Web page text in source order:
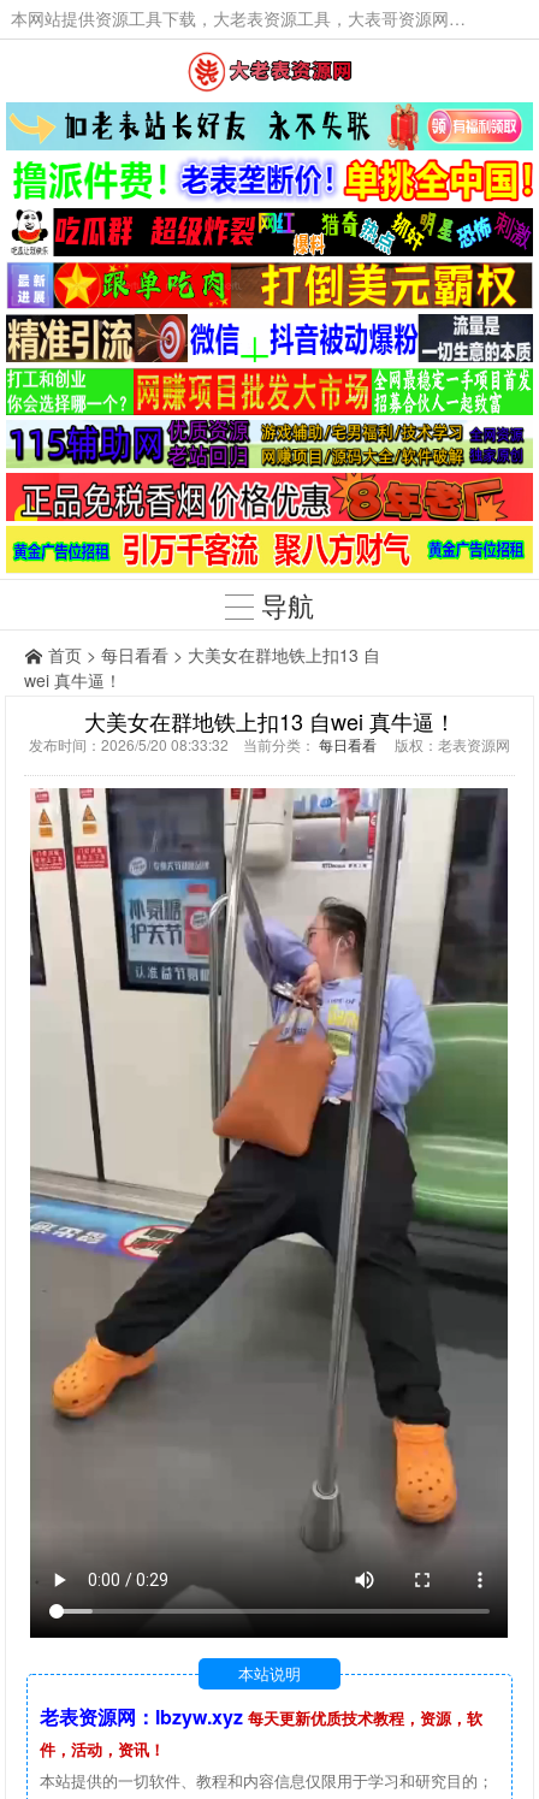
本网站提供资源工具下载，大老表资源工具，大表哥资源网软件工具，大老表资源下载，活动线报福利资源分享,活动线报，大型网游经典游戏，网络热门技术游戏辅助交流与分享。
导航
首页 > 每日看看 > 大美女在群地铁上扣13 自
wei 真牛逼！
大美女在群地铁上扣13 自wei 真牛逼！
发布时间：2026/5/20 08:33:32 当前分类： 每日看看 版权：老表资源网
本站说明
老表资源网：lbzyw.xyz 每天更新优质技术教程，资源，软
件，活动，资讯！
本站提供的一切软件、教程和内容信息仅限用于学习和研究目的；